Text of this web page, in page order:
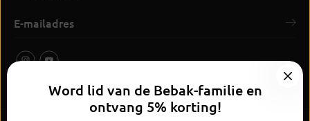
Word lid van de Bebak-familie en
ontvang 5% korting!